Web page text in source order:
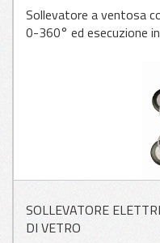
Sollevatore a ventosa
0-360° ed esecuzione
SOLLEVATORE
DI VETRO